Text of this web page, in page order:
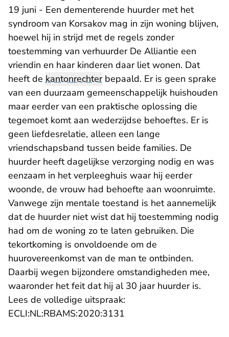
19 juni - Een dementerende huurder met het
syndroom van Korsakov mag in zijn woning blijven,
hoewel hij in strijd met de regels zonder
toestemming van verhuurder De Alliantie een
vriendin en haar kinderen daar liet wonen. Dat
heeft de kantonrechterbepaald. Er is geen sprake
van een duurzaam gemeenschappelijk huishouden
maar eerder van een praktische oplossing die
tegemoet komt aan wederzijdse behoeftes. Er is
geen liefdesrelatie, alleen een lange
vriendschapsband tussen beide families. De
huurder heeft dagelijkse verzorging nodig en was
eenzaam in het verpleeghuis waar hij eerder
woonde, de vrouw had behoefte aan woonruimte.
Vanwege zijn mentale toestand is het aannemelijk
dat de huurder niet wist dat hij toestemming nodig
had om de woning zo te laten gebruiken. Die
tekortkoming is onvoldoende om de
huurovereenkomst van de man te ontbinden.
Daarbij wegen bijzondere omstandigheden mee,
waaronder het feit dat hij al 30 jaar huurder is.
Lees de volledige uitspraak:
ECLI:NL:RBAMS:2020:3131